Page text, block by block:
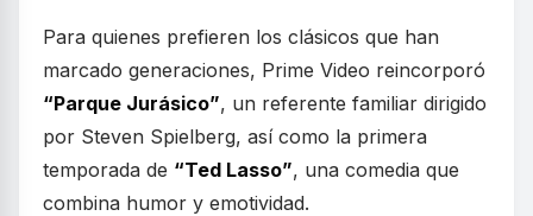
Para quienes prefieren los clásicos que han
marcado generaciones, Prime Video reincorporó
“Parque Jurásico”, un referente familiar dirigido
por Steven Spielberg, así como la primera
temporada de “Ted Lasso”, una comedia que
combina humor y emotividad.